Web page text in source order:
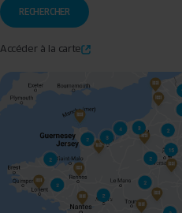
Accéder à la carte